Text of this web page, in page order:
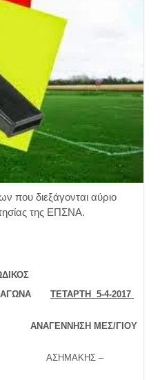
που διεξάγονται αύριο
της ΕΠΣΝΑ.
ΤΕΤΑΡΤΗ 5-4-2017
ΜΕΣ/ΓΙΟΥ
–